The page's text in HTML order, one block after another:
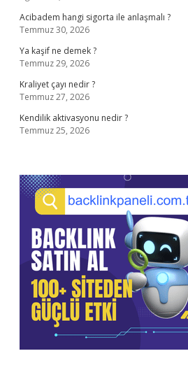
Acibadem hangi sigorta ile anlaşmalı ?
Temmuz 30, 2026
Ya kaşif ne demek ?
Temmuz 29, 2026
Kraliyet çayı nedir ?
Temmuz 27, 2026
Kendilik aktivasyonu nedir ?
Temmuz 25, 2026